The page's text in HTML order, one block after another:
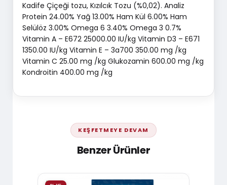
Kadife Çiçeği tozu, Kızılcık Tozu (%0,02). Analiz
Protein 24.00% Yağ 13.00% Ham Kül 6.00% Ham
Selülöz 3.00% Omega 6 3.40% Omega 3 0.7%
Vitamin A – E672 25000.00 IU/kg Vitamin D3 – E671
1350.00 IU/kg Vitamin E – 3a700 350.00 mg /kg
Vitamin C 25.00 mg /kg Glukozamin 600.00 mg /kg
Kondroitin 400.00 mg /kg
KEŞFETMEYE DEVAM
Benzer Ürünler